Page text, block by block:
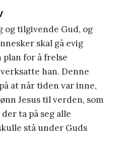
tilgivende Gud, og
skal gå evig
for å frelse
han. Denne
at når tiden var inne,
Jesus til verden, som
ta på seg alle
stå under Guds